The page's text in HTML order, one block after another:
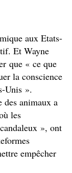
aux Etats-
Et Wayne
que « ce que
la conscience
Unis ».
des animaux a
les
», ont
empêcher